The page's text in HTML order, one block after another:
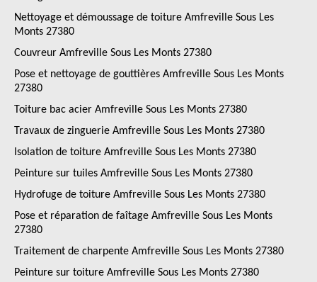
Nettoyage et démoussage de toiture Amfreville Sous Les
Monts 27380
Couvreur Amfreville Sous Les Monts 27380
Pose et nettoyage de gouttières Amfreville Sous Les Monts
27380
Toiture bac acier Amfreville Sous Les Monts 27380
Travaux de zinguerie Amfreville Sous Les Monts 27380
Isolation de toiture Amfreville Sous Les Monts 27380
Peinture sur tuiles Amfreville Sous Les Monts 27380
Hydrofuge de toiture Amfreville Sous Les Monts 27380
Pose et réparation de faîtage Amfreville Sous Les Monts
27380
Traitement de charpente Amfreville Sous Les Monts 27380
Peinture sur toiture Amfreville Sous Les Monts 27380